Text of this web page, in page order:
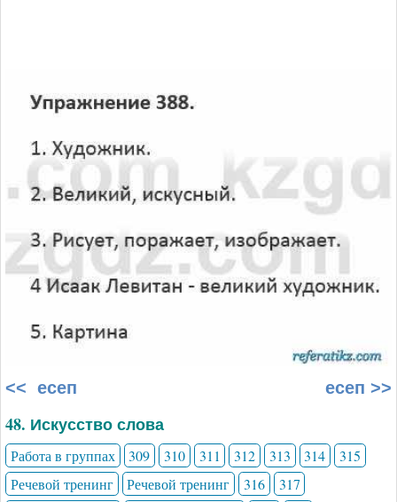
<< есеп есеп >>
48. Искусство слова
Работа в группах 309 310 311 312 313 314
315
Речевой тренинг
Речевой тренинг 316
317